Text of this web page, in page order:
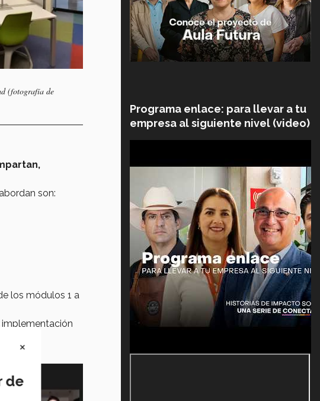
(fotografía de
son:
los módulos 1 a
Programa enlace: para llevar a tu
empresa al siguiente nivel (video)
×
de